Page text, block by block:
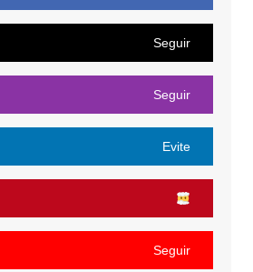
Seguir
Seguir
Evite
Seguir